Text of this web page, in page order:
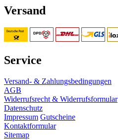
Versand
Service
Versand- & Zahlungsbedingungen
AGB
Widerrufsrecht & Widerrufsformular
Datenschutz
Impressum Gutscheine
Kontaktformular
Sitemap